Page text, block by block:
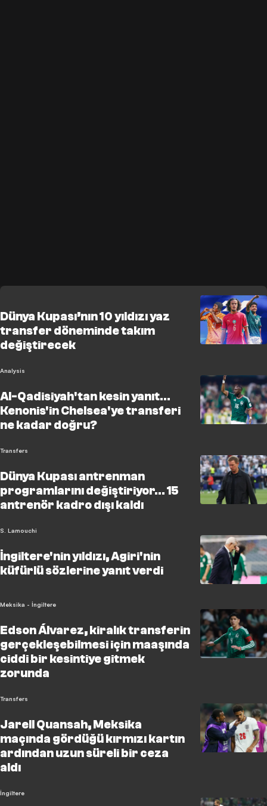
Dünya Kupası’nın 10 yıldızı yaz
transfer döneminde takım
değiştirecek
Analysis
Al-Qadisiyah'tan kesin yanıt...
Kenonis'in Chelsea'ye transferi
ne kadar doğru?
Transfers
Dünya Kupası antrenman
programlarını değiştiriyor... 15
antrenör kadro dışı kaldı
S. Lamouchi
İngiltere'nin yıldızı, Agiri'nin
küfürlü sözlerine yanıt verdi
Meksika - İngiltere
Edson Álvarez, kiralık transferin
gerçekleşebilmesi için maaşında
ciddi bir kesintiye gitmek
zorunda
Transfers
Jarell Quansah, Meksika
maçında gördüğü kırmızı kartın
ardından uzun süreli bir ceza
aldı
İngiltere